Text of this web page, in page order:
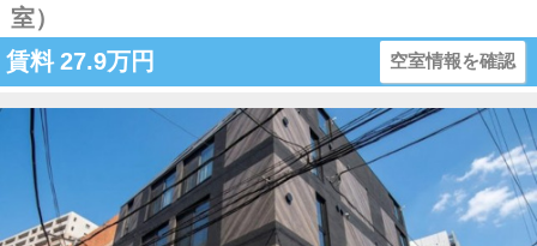
室）
賃料 27.9万円 空室情報を確認